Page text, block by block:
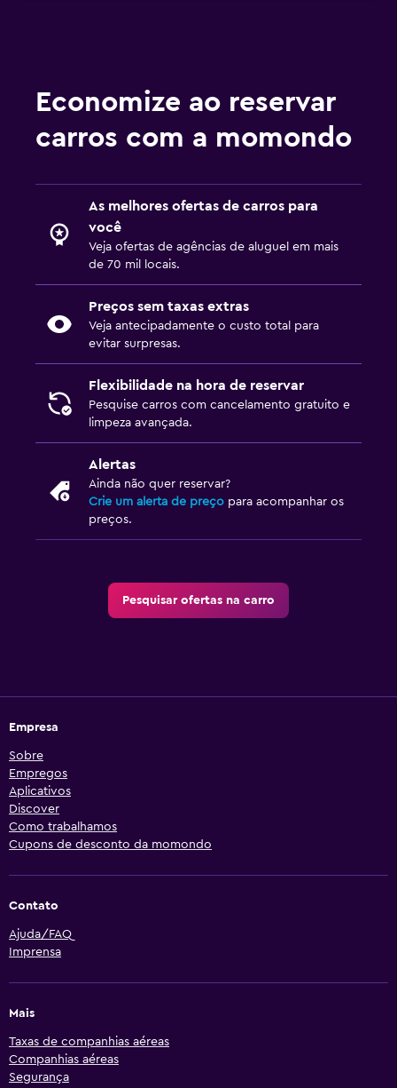
Economize ao reservar
carros com a momondo
As melhores ofertas de carros para
você
Veja ofertas de agências de aluguel em mais
de 70 mil locais.
Preços sem taxas extras
Veja antecipadamente o custo total para
evitar surpresas.
Flexibilidade na hora de reservar
Pesquise carros com cancelamento gratuito e
limpeza avançada.
Alertas
Ainda não quer reservar?
Crie um alerta de preço para acompanhar os
preços.
Pesquisar ofertas na carro
Empresa
Sobre
Empregos
Aplicativos
Discover
Como trabalhamos
Cupons de desconto da momondo
Contato
Ajuda/FAQ
Imprensa
Mais
Taxas de companhias aéreas
Companhias aéreas
Segurança